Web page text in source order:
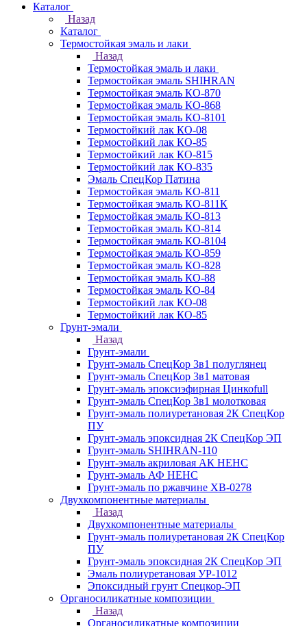
Каталог
Назад
Каталог
Термостойкая эмаль и лаки
Назад
Термостойкая эмаль и лаки
Термостойкая эмаль SHIHRAN
Термостойкая эмаль КО-870
Термостойкая эмаль КО-868
Термостойкая эмаль КО-8101
Термостойкий лак КО-08
Термостойкий лак КО-85
Термостойкий лак КО-815
Термостойкий лак КО-835
Эмаль СпецКор Патина
Термостойкая эмаль КО-811
Термостойкая эмаль КО-811К
Термостойкая эмаль КО-813
Термостойкая эмаль КО-814
Термостойкая эмаль КО-8104
Термостойкая эмаль КО-859
Термостойкая эмаль КО-828
Термостойкая эмаль КО-88
Термостойкая эмаль КО-84
Термостойкий лак КО-08
Термостойкий лак КО-85
Грунт-эмали
Назад
Грунт-эмали
Грунт-эмаль СпецКор 3в1 полуглянец
Грунт-эмаль СпецКор 3в1 матовая
Грунт-эмаль эпоксиэфирная Цинкоfull
Грунт-эмаль СпецКор 3в1 молотковая
Грунт-эмаль полиуретановая 2К СпецКор
ПУ
Грунт-эмаль эпоксидная 2К СпецКор ЭП
Грунт-эмаль SHIHRAN-110
Грунт-эмаль акриловая АК НЕНС
Грунт-эмаль АФ НЕНС
Грунт-эмаль по ржавчине ХВ-0278
Двухкомпонентные материалы
Назад
Двухкомпонентные материалы
Грунт-эмаль полиуретановая 2К СпецКор
ПУ
Грунт-эмаль эпоксидная 2К СпецКор ЭП
Эмаль полиуретановая УР-1012
Эпоксидный грунт Спецкор-ЭП
Органосиликатные композиции
Назад
Органосиликатные композиции